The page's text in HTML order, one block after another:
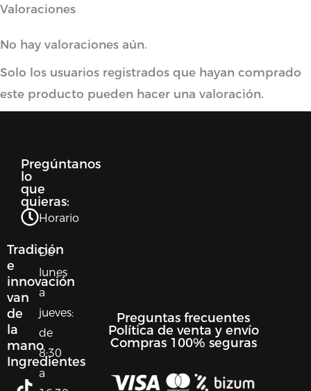
Valoraciones
No hay valoraciones aún.
Solo los usuarios registrados que hayan comprado
este producto pueden hacer una valoración.
Tradición
e
innovación
van
de
la
mano
Ingredientes
T
I
L
W
Pregúntanos
lo
que
quieras:
Horario
De
lunes
a
jueves:
de
8:30
a
Preguntas frecuentes
Política de venta y envío
Compras 100% seguras